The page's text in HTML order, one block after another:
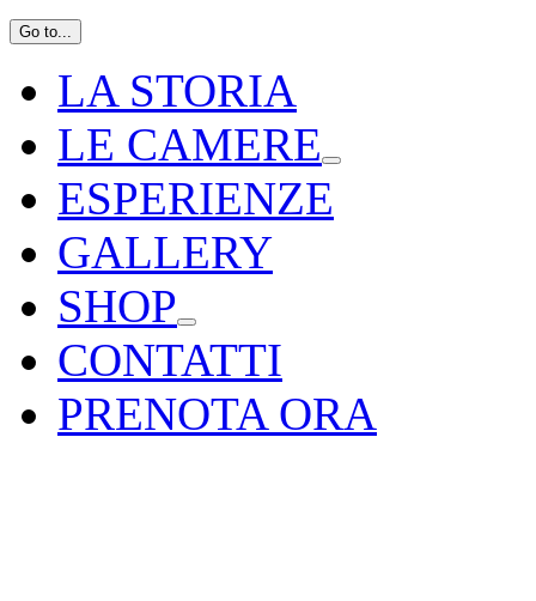
Go to...
LA STORIA
LE CAMERE
ESPERIENZE
GALLERY
SHOP
CONTATTI
PRENOTA ORA